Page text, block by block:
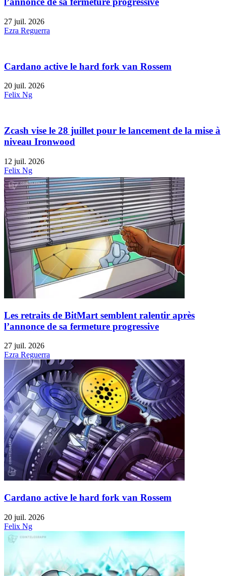
27 juil. 2026
Ezra Reguerra
Cardano active le hard fork van Rossem
20 juil. 2026
Felix Ng
Zcash vise le 28 juillet pour le lancement de la mise à
niveau Ironwood
12 juil. 2026
Felix Ng
Les retraits de BitMart semblent ralentir après
l’annonce de sa fermeture progressive
27 juil. 2026
Ezra Reguerra
Cardano active le hard fork van Rossem
20 juil. 2026
Felix Ng